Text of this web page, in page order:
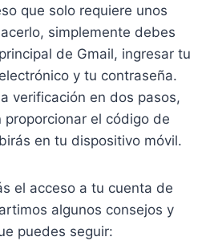
que solo requiere unos
simplemente debes
de Gmail, ingresar tu
y tu contraseña.
verificación en dos pasos,
el código de
en tu dispositivo móvil.
el acceso a tu cuenta de
algunos consejos y
puedes seguir: